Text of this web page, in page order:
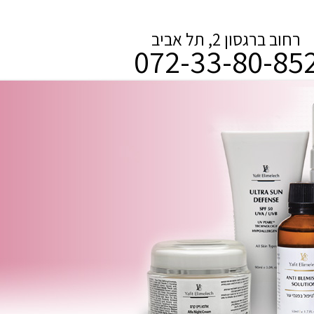
072-33-80-
רחוב ברגסון 2, תל אביב